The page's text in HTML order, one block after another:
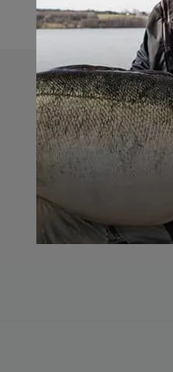
Sortiment
Nyheter
Kampanjer